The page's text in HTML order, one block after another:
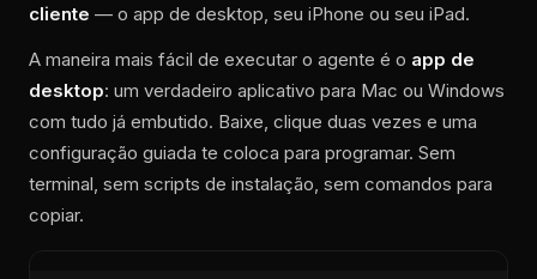
cliente — o app de desktop, seu iPhone ou seu iPad.
A maneira mais fácil de executar o agente é o app de
desktop: um verdadeiro aplicativo para Mac ou Windows
com tudo já embutido. Baixe, clique duas vezes e uma
configuração guiada te coloca para programar. Sem
terminal, sem scripts de instalação, sem comandos para
copiar.